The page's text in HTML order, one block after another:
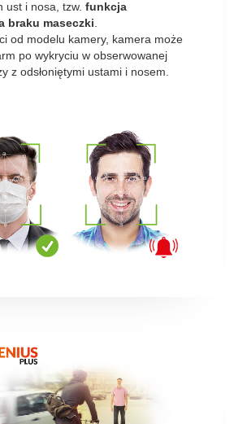
ust i nosa, tzw. funkcja
braku maseczki.
od modelu kamery, kamera może
po wykryciu w obserwowanej
z odsłoniętymi ustami i nosem.